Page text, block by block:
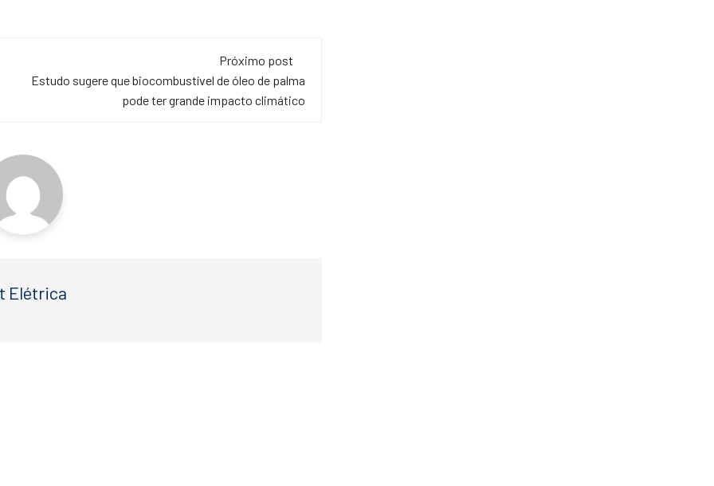
Próximo post
Estudo sugere que biocombustível de óleo de palma
pode ter grande impacto climático
Elétrica